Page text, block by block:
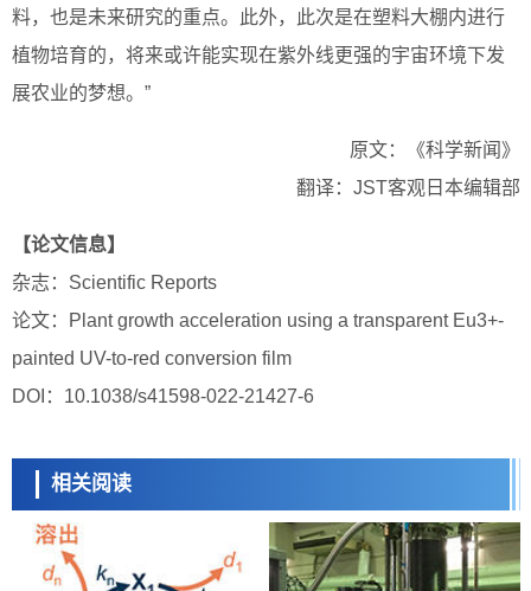
料，也是未来研究的重点。此外，此次是在塑料大棚内进行
植物培育的，将来或许能实现在紫外线更强的宇宙环境下发
展农业的梦想。”
原文：《科学新闻》
翻译：JST客观日本编辑部
【论文信息】
杂志：Scientific Reports
论文：Plant growth acceleration using a transparent Eu3+-
painted UV-to-red conversion film
DOI：10.1038/s41598-022-21427-6
相关阅读